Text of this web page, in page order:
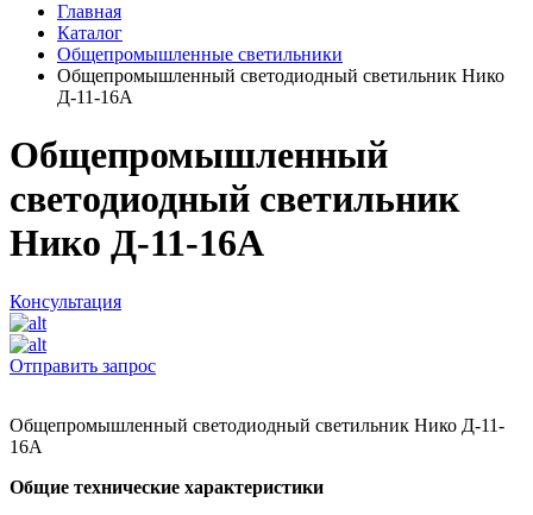
Главная
Каталог
Общепромышленные светильники
Общепромышленный светодиодный светильник Нико
Д-11-16А
Общепромышленный
светодиодный светильник
Нико Д-11-16А
Консультация
Отправить запрос
Общепромышленный светодиодный светильник Нико Д-11-
16А
Общие технические характеристики